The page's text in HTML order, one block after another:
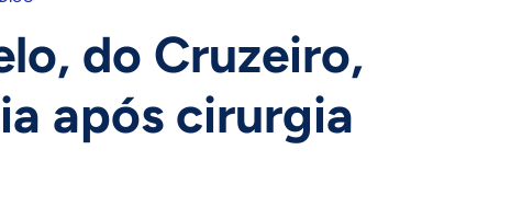
do Cruzeiro,
após cirurgia